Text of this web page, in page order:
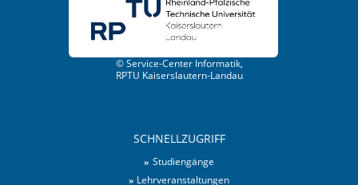
© Service-Center Informatik,
RPTU Kaiserslautern-Landau
SCHNELLZUGRIFF
Studiengänge
Lehrveranstaltungen